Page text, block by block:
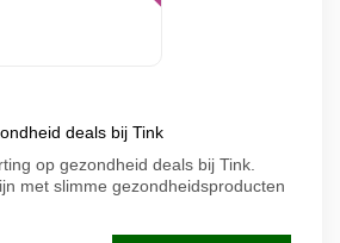
deals bij Tink
op gezondheid deals bij Tink.
met slimme gezondheidsproducten